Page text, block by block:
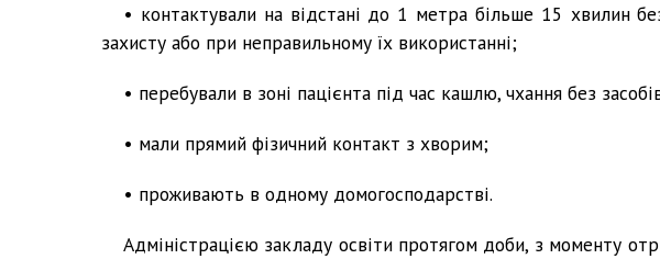
• контактували на відстані до 1 метра більше 15 хвилин
захисту або при неправильному їх використанні;
• перебували в зоні пацієнта під час кашлю, чхання без
• мали прямий фізичний контакт з хворим;
• проживають в одному домогосподарстві.
Адміністрацією закладу освіти протягом доби, з моменту